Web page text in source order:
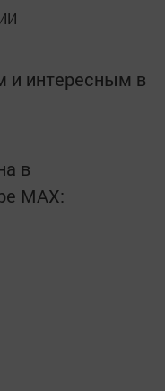
интересным в
в
MАХ: